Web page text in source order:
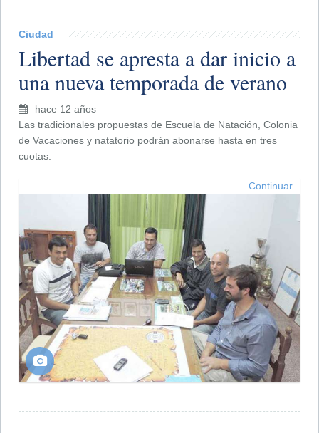
Ciudad
Libertad se apresta a dar inicio a
una nueva temporada de verano
hace 12 años
Las tradicionales propuestas de Escuela de Natación, Colonia
de Vacaciones y natatorio podrán abonarse hasta en tres
cuotas.
Continuar...